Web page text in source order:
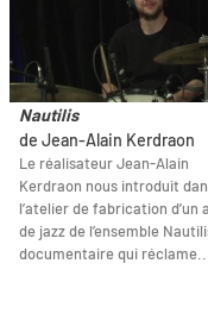
Nautilis
de Jean-Alain Kerdraon
Le réalisateur Jean-Alain
Kerdraon nous introduit
l’atelier de fabrication d’un
de jazz de l’ensemble
documentaire qui